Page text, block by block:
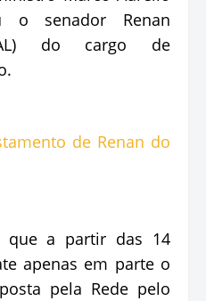
o senador Renan
AL) do cargo de
que a partir das 14
apenas em parte o
pela Rede pelo